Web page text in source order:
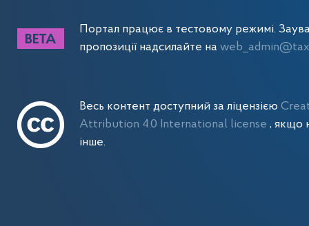
Портал працює в тестовому режимі.
пропозиції надсилайте на
Весь контент доступний за ліцензією
Attribution 4.0 International license , якщо
інше.